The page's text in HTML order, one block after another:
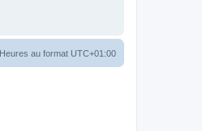
Heures au format UTC+01:00